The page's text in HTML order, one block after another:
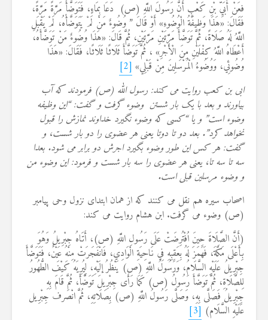
فعَنْ أُبَيِّ بْنِ كَعْبٍ أَنَّ رَسُولَ اللَّهِ (ص) دَعَا بِمَاءٍ، فَتَوَضَّأَ مَرَّةً مَرَّةً،
فَقَالَ: «هَذَا وَظِيفَةُ الْوُضُوءِ» أَوْ قَالَ ” وُضُوءٌ مَنْ لَمْ يَتَوَضَّأْهُ، لَمْ يَقْبَلِ
اللَّهُ لَهُ صَلَاةً، ثُمَّ تَوَضَّأَ مَرَّتَيْنِ مَرَّتَيْنِ، ثُمَّ قَالَ: «هَذَا وُضُوءٌ مَنْ تَوَضَّأَهُ،
أَعْطَاهُ اللَّهُ كِفْلَيْنِ مِنَ الْأَجْرِ» ، ثُمَّ تَوَضَّأَ ثَلَاثًا ثَلَاثًا، فَقَالَ: «هَذَا
وُضُوئِي، وَوُضُوءُ الْمُرْسَلِينَ مِنْ قَبْلِي» [2]
ابی بن کعب روایت می کند: رسول الله (ص) فرمودند که آب
بیاورند و بعد با یک بار شستن وضوء گرفت و گفت: “این وظیفه
وضوء است” و یا “کسی که وضوء نگیرد خداوند نمازش را قبول
نخواهد کرد”. بعد دو تا دوتا یعنی هر عضوی را دو بار شست، و
گفت: هر کس این طور وضوء بگیرد اجرش دو برابر می شود. بعدا
سه تا سه تا، یعنی هر عضوی را سه بار شست و فرمود: این وضوء من
و وضوء مرسلین قبلی است.
اصحاب سیره هم نقل می کنند که از همان ابتدای نزول وحی پیامبر
(ص) وضوء می گرفت. ابن هشام روایت می کند:
(أَنَّ الصَّلَاةَ حِينَ اُفْتُرِضَتْ عَلَى رَسُولِ اللَّهِ (ص)، أَتَاهُ جِبْرِيلُ وَهُوَ
بِأَعْلَى مَكَّةَ، فَهَمَزَ لَهُ بِعَقِبِهِ فِي نَاحِيَةِ الْوَادِي، فَانْفَجَرَتْ مِنْهُ عَيْنٌ، فَتَوَضَّأَ
جِبْرِيلُ عَلَيْهِ السَّلَامُ، وَرَسُولُ اللَّهِ (ص) يَنْظُرُ إلَيْهِ، لِيُرِيَهُ كَيْفَ الطُّهُورُ
لِلصَّلَاةِ، ثُمَّ تَوَضَّأَ رَسُولُ (ص) كَمَا رَأَى جِبْرِيلَ تَوَضَّأَ، ثُمَّ قَامَ بِهِ
جِبْرِيلُ فَصَلَّى بِهِ، وَصَلَّى رَسُولُ اللَّهِ (ص) بِصَلَاتِهِ، ثُمَّ انْصَرف جِبْرِيل
عَلَيْهِ السَّلَام) [3]